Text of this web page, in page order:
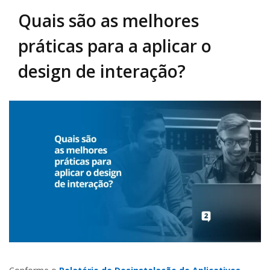
Quais são as melhores
práticas para a aplicar o
design de interação?